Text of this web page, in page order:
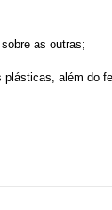
as outras;
além do